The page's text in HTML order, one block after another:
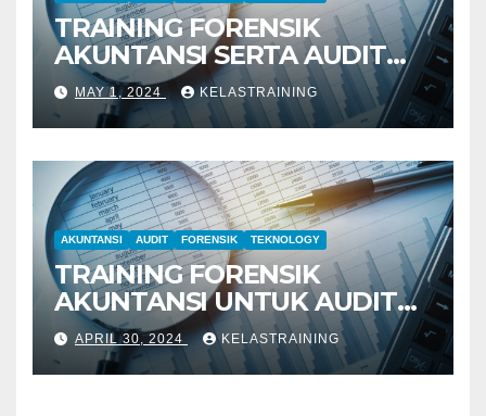
TRAINING FORENSIK
AKUNTANSI SERTA AUDIT
PENYELIDIKAN
MAY 1, 2024 KELASTRAINING
AKUNTANSI AUDIT FORENSIK TEKNOLOGY
TRAINING FORENSIK
AKUNTANSI UNTUK AUDIT
INVESTIGATIF
APRIL 30, 2024 KELASTRAINING